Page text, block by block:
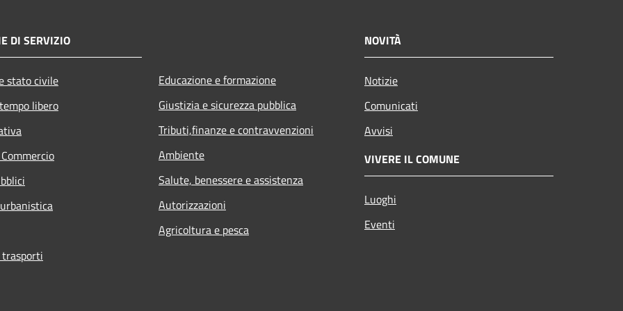
DI SERVIZIO
stato civile
libero
Educazione e formazione
Giustizia e sicurezza pubblica
Tributi,finanze e contravvenzioni
Ambiente
Salute, benessere e assistenza
Autorizzazioni
Agricoltura e pesca
NOVITÀ
Notizie
Comunicati
Avvisi
VIVERE IL COMUNE
Luoghi
Eventi